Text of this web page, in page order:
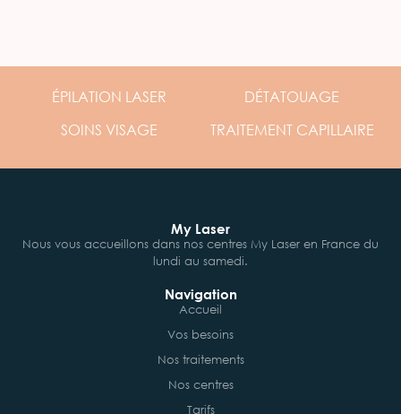
ÉPILATION LASER
DÉTATOUAGE
SOINS VISAGE TRAITEMENT CAPILLAIRE
My Laser
Nous vous accueillons dans nos centres My Laser en France du
lundi au samedi.
Navigation
Accueil
Vos besoins
Nos traitements
Nos centres
Tarifs